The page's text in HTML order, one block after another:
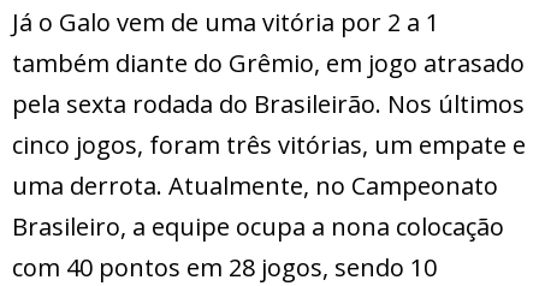
Já o Galo vem de uma vitória por 2 a 1
também diante do Grêmio, em jogo atrasado
pela sexta rodada do Brasileirão. Nos últimos
cinco jogos, foram três vitórias, um empate e
uma derrota. Atualmente, no Campeonato
Brasileiro, a equipe ocupa a nona colocação
com 40 pontos em 28 jogos, sendo 10